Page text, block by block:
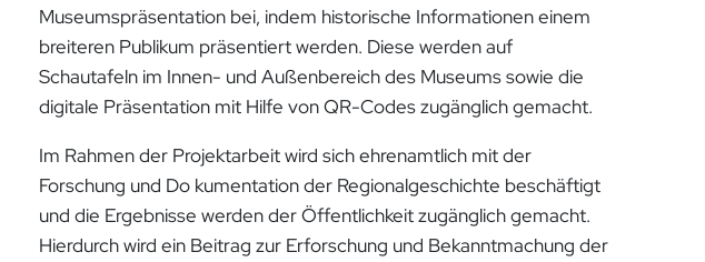
Museumspräsentation bei, indem historische Informationen einem
breiteren Publikum präsentiert werden. Diese werden auf
Schautafeln im Innen- und Außenbereich des Museums sowie die
digitale Präsentation mit Hilfe von QR-Codes zugänglich gemacht.
Im Rahmen der Projektarbeit wird sich ehrenamtlich mit der
Forschung und Do kumentation der Regionalgeschichte beschäftigt
und die Ergebnisse werden der Öffentlichkeit zugänglich gemacht.
Hierdurch wird ein Beitrag zur Erforschung und Bekanntmachung der